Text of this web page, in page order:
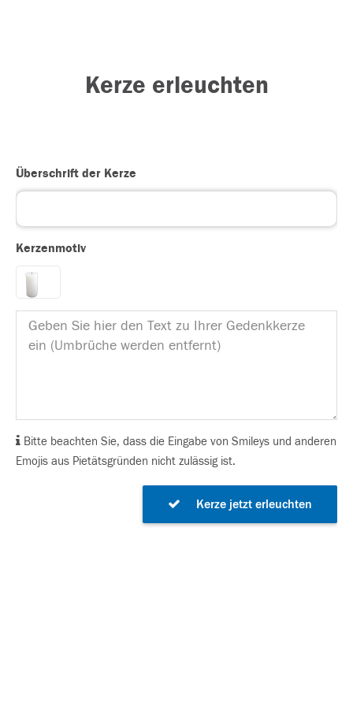
Kerze erleuchten
Überschrift der Kerze
Kerzenmotiv
Bitte beachten Sie, dass die Eingabe von Smileys und anderen
Emojis aus Pietätsgründen nicht zulässig ist.
Kerze jetzt erleuchten